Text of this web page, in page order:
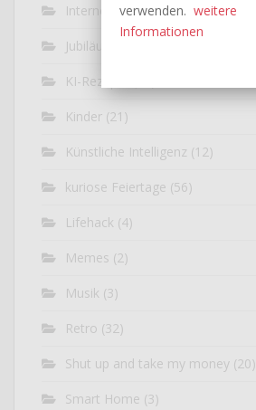
Internet (33)
Jubiläum
KI-Rezepte
Kinder (21)
Künstliche Intelligenz (12)
kuriose Feiertage (56)
Lifehack (4)
Memes (2)
Musik (3)
Retro (32)
Shut up and take my money (20)
Smart Home (3)
verwenden. weitere
Informationen